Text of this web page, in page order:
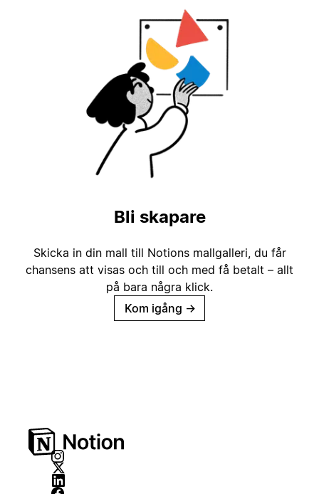
Bli skapare
Skicka in din mall till Notions mallgalleri, du får
chansens att visas och till och med få betalt – allt
på bara några klick.
Kom igång →